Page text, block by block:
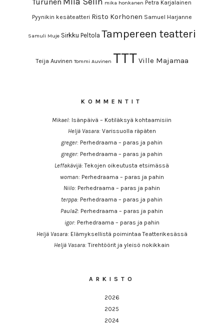
mika honkanen Petra Karjalainen
Pyynikin kesäteatteri Risto Korhonen Samuel Harjanne
Samuli Muje Sirkku Peltola Tampereen teatteri
Teija Auvinen Tommi Auvinen TTTVille Majamaa
KOMMENTIT
Mikael: Isänpäivä – Kotiläksyä kohtaamisiin
Heljä Vasara: Varissuolla räpäten
greger: Perhedraama – paras ja pahin
greger: Perhedraama – paras ja pahin
Leffakävijä:Tekojen oikeutusta etsimässä
woman: Perhedraama – paras ja pahin
Niilo: Perhedraama – paras ja pahin
terppa: Perhedraama – paras ja pahin
Paula2: Perhedraama – paras ja pahin
igor: Perhedraama – paras ja pahin
Heljä Vasara: Elämyksellistä poimintaa Teatterikesässä
Heljä Vasara:Tirehtöörit ja yleisö nokikkain
ARKISTO
2026
2025
2024